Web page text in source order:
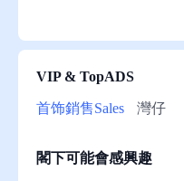
冊/
幫
助
VIP & TopADS
首饰銷售Sales 灣仔
閣下可能會感興趣